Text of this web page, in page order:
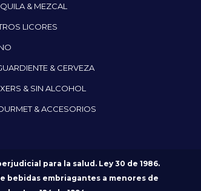
& MEZCAL
LICORES
& CERVEZA
& SIN ALCOHOL
& ACCESORIOS
para la salud. Ley 30 de 1986.
bebidas embriagantes a menores de